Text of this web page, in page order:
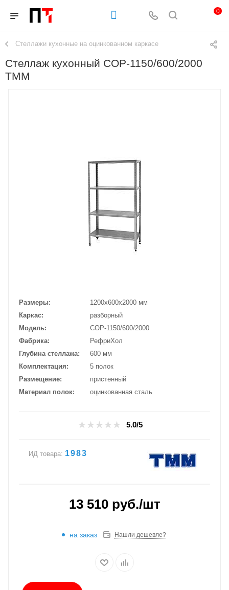
0
Стеллажи кухонные на оцинкованном каркасе
Стеллаж кухонный СОР-1150/600/2000
ТММ
Размеры
1200х600х2000 мм
Каркас
разборный
Модель
СОР-1150/600/2000
Фабрика
РефриХол
Глубина стеллажа
600 мм
Комплектация
5 полок
Размещение
пристенный
Материал полок
оцинкованная сталь
5.0/5
ИД товара: 1983
13 510руб./шт
на заказ Нашли дешевле?